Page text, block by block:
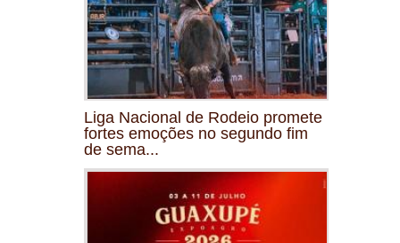
Liga Nacional de Rodeio promete
fortes emoções no segundo fim
de sema...